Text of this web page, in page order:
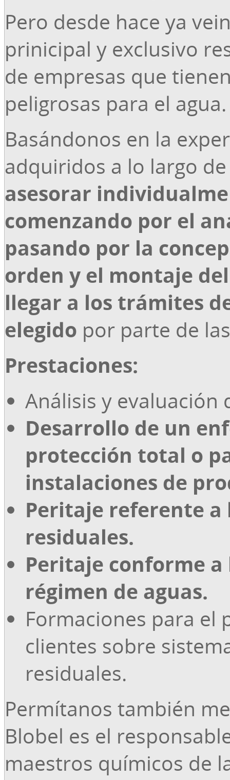
Pero desde hace ya
prinicipal y exclusivo
de empresas que
peligrosas para el agua.
Basándonos en la
adquiridos a lo largo
asesorar
comenzando por el
pasando por la
orden y el montaje
llegar a los trámites
elegido por parte de
Prestaciones:
Análisis y evaluación
Desarrollo de un
protección total o
instalaciones de
Peritaje referente a
residuales.
Peritaje conforme
régimen de aguas.
Formaciones para el
clientes sobre
residuales.
Permítanos también
Blobel es el
maestros químicos de